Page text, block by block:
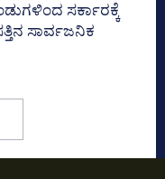
ಸರ್ಕಾರಕ್ಕೆ
ಸಾರ್ವಜನಿಕ